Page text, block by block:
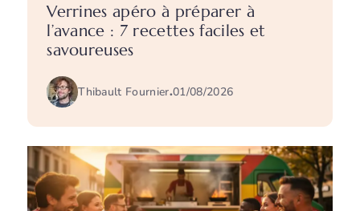
Verrines apéro à préparer à
l’avance : 7 recettes faciles et
savoureuses
Thibault Fournier.01/08/2026